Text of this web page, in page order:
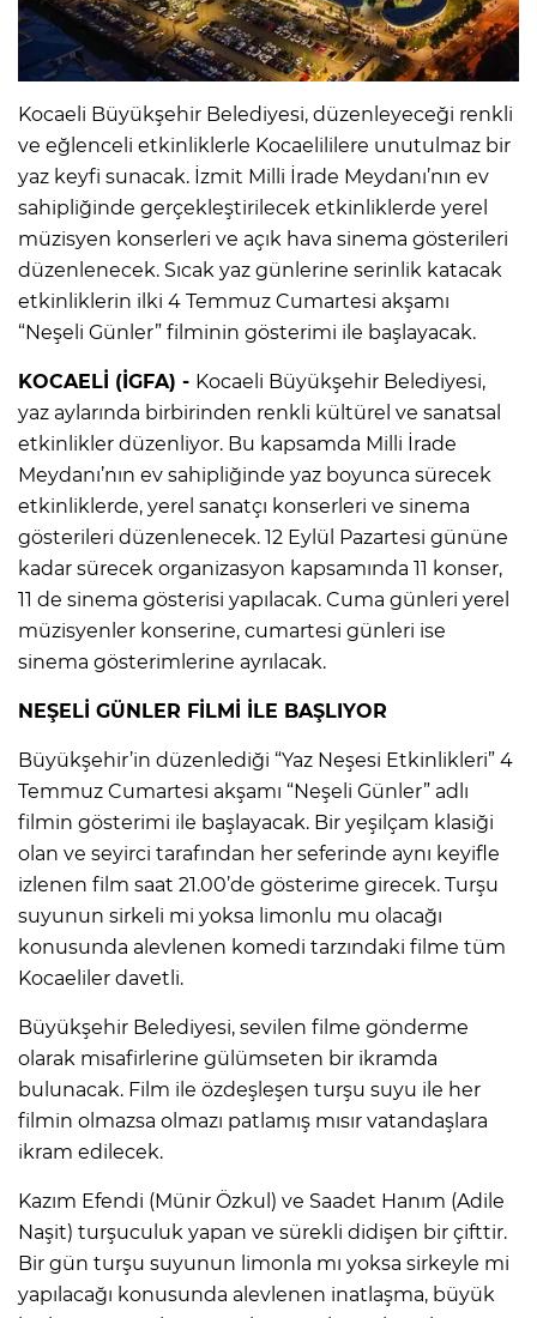
Kocaeli Büyükşehir Belediyesi, düzenleyeceği renkli
ve eğlenceli etkinliklerle Kocaelililere unutulmaz bir
yaz keyfi sunacak. İzmit Milli İrade Meydanı’nın ev
sahipliğinde gerçekleştirilecek etkinliklerde yerel
müzisyen konserleri ve açık hava sinema gösterileri
düzenlenecek. Sıcak yaz günlerine serinlik katacak
etkinliklerin ilki 4 Temmuz Cumartesi akşamı
“Neşeli Günler” filminin gösterimi ile başlayacak.
KOCAELİ (İGFA) - Kocaeli Büyükşehir Belediyesi,
yaz aylarında birbirinden renkli kültürel ve sanatsal
etkinlikler düzenliyor. Bu kapsamda Milli İrade
Meydanı’nın ev sahipliğinde yaz boyunca sürecek
etkinliklerde, yerel sanatçı konserleri ve sinema
gösterileri düzenlenecek. 12 Eylül Pazartesi gününe
kadar sürecek organizasyon kapsamında 11 konser,
11 de sinema gösterisi yapılacak. Cuma günleri yerel
müzisyenler konserine, cumartesi günleri ise
sinema gösterimlerine ayrılacak.
NEŞELİ GÜNLER FİLMİ İLE BAŞLIYOR
Büyükşehir’in düzenlediği “Yaz Neşesi Etkinlikleri” 4
Temmuz Cumartesi akşamı “Neşeli Günler” adlı
filmin gösterimi ile başlayacak. Bir yeşilçam klasiği
olan ve seyirci tarafından her seferinde aynı keyifle
izlenen film saat 21.00’de gösterime girecek. Turşu
suyunun sirkeli mi yoksa limonlu mu olacağı
konusunda alevlenen komedi tarzındaki filme tüm
Kocaeliler davetli.
Büyükşehir Belediyesi, sevilen filme gönderme
olarak misafirlerine gülümseten bir ikramda
bulunacak. Film ile özdeşleşen turşu suyu ile her
filmin olmazsa olmazı patlamış mısır vatandaşlara
ikram edilecek.
Kazım Efendi (Münir Özkul) ve Saadet Hanım (Adile
Naşit) turşuculuk yapan ve sürekli didişen bir çifttir.
Bir gün turşu suyunun limonla mı yoksa sirkeyle mi
yapılacağı konusunda alevlenen inatlaşma, büyük